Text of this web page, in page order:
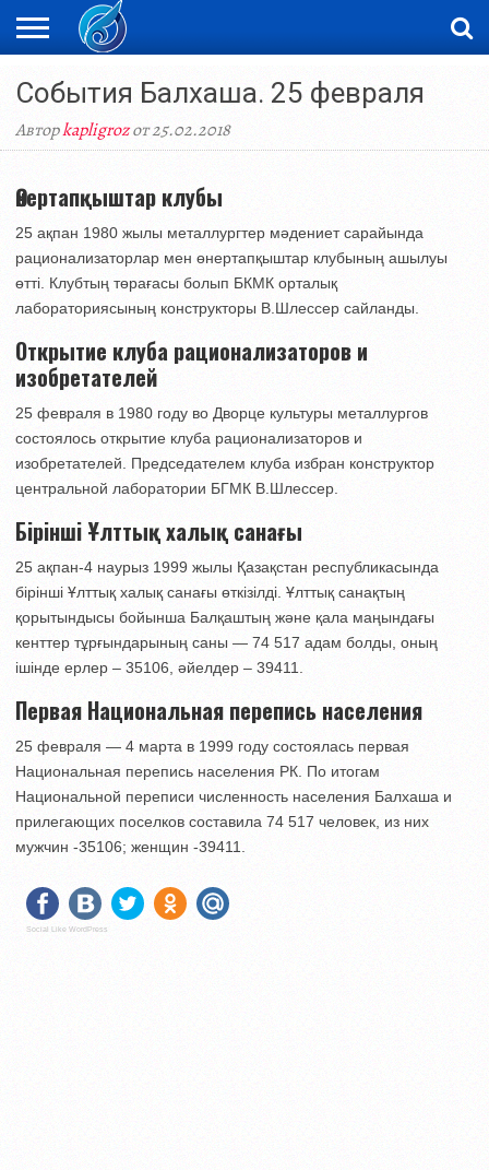
ЖАҢАЛЫҚТАР
НОВОСТИ
ВИДЕО
ФОТОРЕПОРТАЖИ
ОРКЕН
События Балхаша. 25 февраля
Авторkapligrozот 25.02.2018
Өнертапқыштар клубы
25 ақпан 1980 жылы металлургтер мәдениет сарайында
рационализаторлар мен өнертапқыштар клубының ашылуы
өтті. Клубтың төрағасы болып БКМК орталық
лабораториясының конструкторы В.Шлессер сайланды.
Открытие клуба рационализаторов и
изобретателей
25 февраля в 1980 году во Дворце культуры металлургов
состоялось открытие клуба рационализаторов и
изобретателей. Председателем клуба избран конструктор
центральной лаборатории БГМК В.Шлессер.
Бірінші Ұлттық халық санағы
25 ақпан-4 наурыз 1999 жылы Қазақстан республикасында
бірінші Ұлттық халық санағы өткізілді. Ұлттық санақтың
қорытындысы бойынша Балқаштың және қала маңындағы
кенттер тұрғындарының саны — 74 517 адам болды, оның
ішінде ерлер – 35106, әйелдер – 39411.
Первая Национальная перепись населения
25 февраля — 4 марта в 1999 году состоялась первая
Национальная перепись населения РК. По итогам
Национальной переписи численность населения Балхаша и
прилегающих поселков составила 74 517 человек, из них
мужчин -35106; женщин -39411.
Social Like WordPress